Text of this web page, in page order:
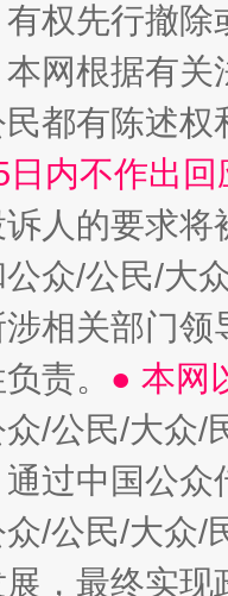
权先行撤
网根据有
都有陈述
内不作出
人的要求将
众/公民/大
相关部门
责。 ● 本网
众/公民/大众
过中国公
/公民/大众
，最终实